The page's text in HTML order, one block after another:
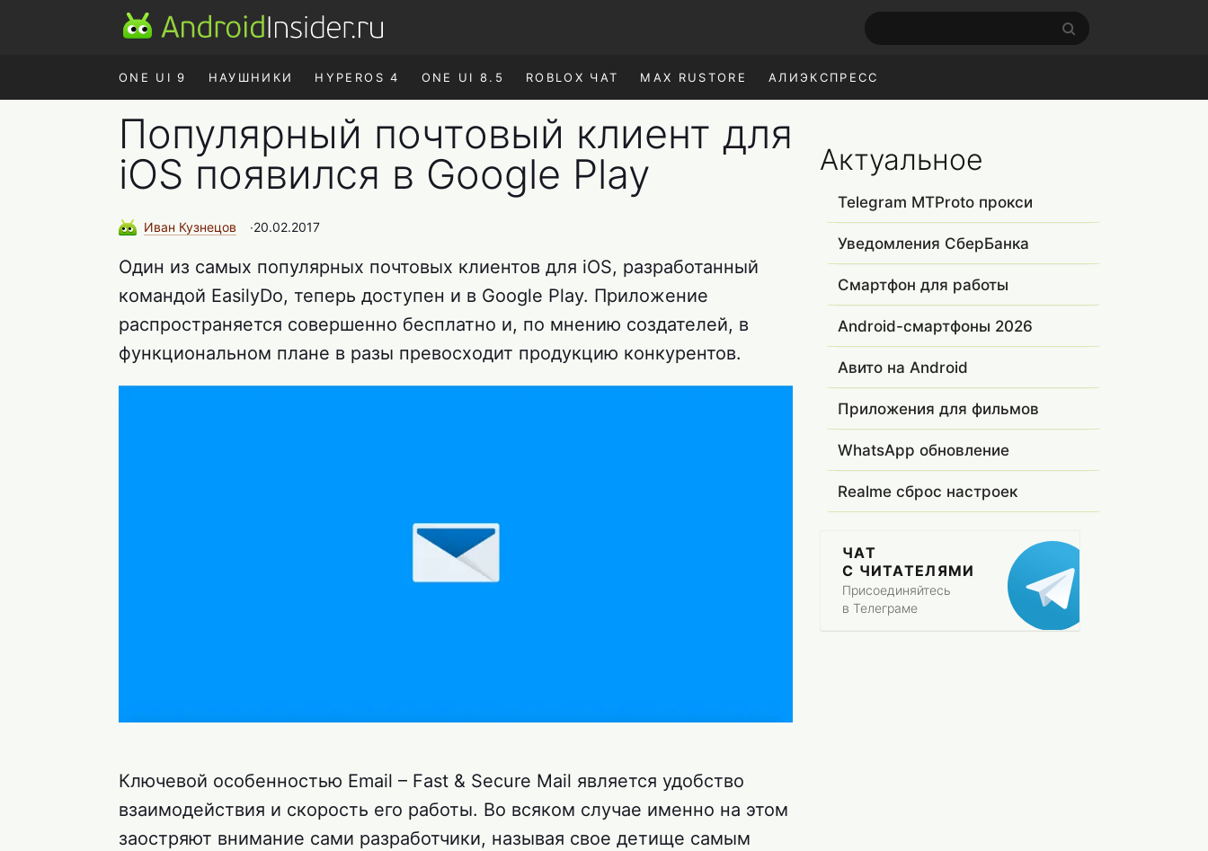
ONE UI 9 НАУШНИКИ HYPEROS 4 ONE UI 8.5 ROBLOX ЧАТ MAX RUSTORE АЛИЭКСПРЕСС
Популярный почтовый клиент для
iOS появился в Google Play
Иван Кузнецов ∙20.02.2017
Один из самых популярных почтовых клиентов для iOS, разработанный
командой EasilyDo, теперь доступен и в Google Play. Приложение
распространяется совершенно бесплатно и, по мнению создателей, в
функциональном плане в разы превосходит продукцию конкурентов.
Ключевой особенностью Email – Fast & Secure Mail является удобство
взаимодействия и скорость его работы. Во всяком случае именно на этом
заостряют внимание сами разработчики, называя свое детище самым
Актуальное
Telegram MTProto прокси
Уведомления СберБанка
Смартфон для работы
Android-смартфоны 2026
Авито на Android
Приложения для фильмов
WhatsApp обновление
Realme сброс настроек
ЧАТ
С ЧИТАТЕЛЯМИ
Присоединяйтесь
в Телеграме